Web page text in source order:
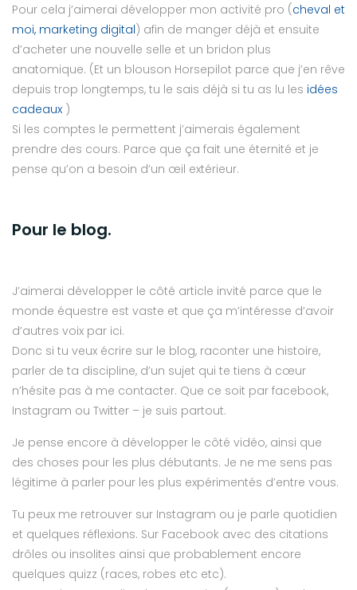
Pour cela j’aimerai développer mon activité pro (cheval et
moi, marketing digital) afin de manger déjà et ensuite
d’acheter une nouvelle selle et un bridon plus
anatomique. (Et un blouson Horsepilot parce que j’en rêve
depuis trop longtemps, tu le sais déjà si tu as lu les idées
cadeaux )
Si les comptes le permettent j’aimerais également
prendre des cours. Parce que ça fait une éternité et je
pense qu’on a besoin d’un œil extérieur.
Pour le blog.
J’aimerai développer le côté article invité parce que le
monde équestre est vaste et que ça m’intéresse d’avoir
d’autres voix par ici.
Donc si tu veux écrire sur le blog, raconter une histoire,
parler de ta discipline, d’un sujet qui te tiens à cœur
n’hésite pas à me contacter. Que ce soit par facebook,
Instagram ou Twitter – je suis partout.
Je pense encore à développer le côté vidéo, ainsi que
des choses pour les plus débutants. Je ne me sens pas
légitime à parler pour les plus expérimentés d’entre vous.
Tu peux me retrouver sur Instagram ou je parle quotidien
et quelques réflexions. Sur Facebook avec des citations
drôles ou insolites ainsi que probablement encore
quelques quizz (races, robes etc etc).